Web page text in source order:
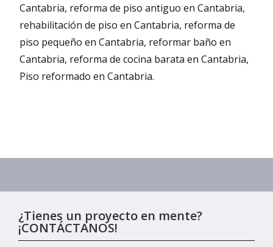
Cantabria, reforma de piso antiguo en Cantabria,
rehabilitación de piso en Cantabria, reforma de
piso pequeño en Cantabria, reformar baño en
Cantabria, reforma de cocina barata en Cantabria,
Piso reformado en Cantabria.
¿Tienes un proyecto en mente?
¡CONTÁCTANOS!